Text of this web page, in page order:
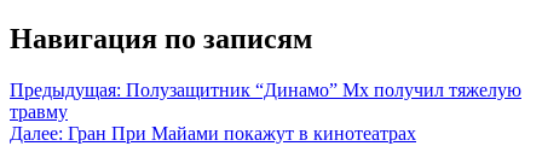
Навигация по записям
Предыдущая: Полузащитник “Динамо” Мх получил тяжелую
травму
Далее: Гран При Майами покажут в кинотеатрах